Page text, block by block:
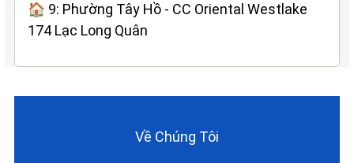
🏠 9: Phường Tây Hồ - CC Oriental Westlake
174 Lạc Long Quân
Về Chúng Tôi